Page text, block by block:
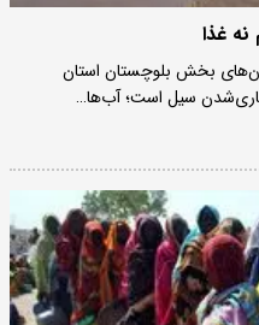
غذا
بخش بلوچستان استان
سیل است؛ آب‌ها…